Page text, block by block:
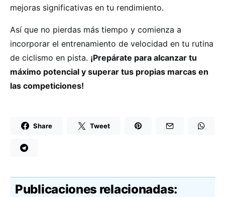
mejoras significativas en tu rendimiento.
Así que no pierdas más tiempo y comienza a
incorporar el entrenamiento de velocidad en tu rutina
de ciclismo en pista. ¡Prepárate para alcanzar tu
máximo potencial y superar tus propias marcas en
las competiciones!
Share Tweet
Publicaciones relacionadas: